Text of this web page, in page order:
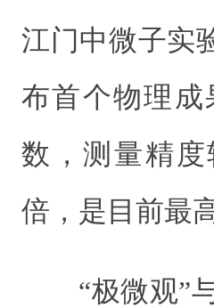
江门中微子实
布首个物理
数，测量精
倍，是目前最
“极微观”